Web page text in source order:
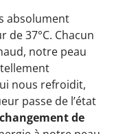
absolument
37°C. Chacun
notre peau
nous refroidit,
passe de l’état
changement de